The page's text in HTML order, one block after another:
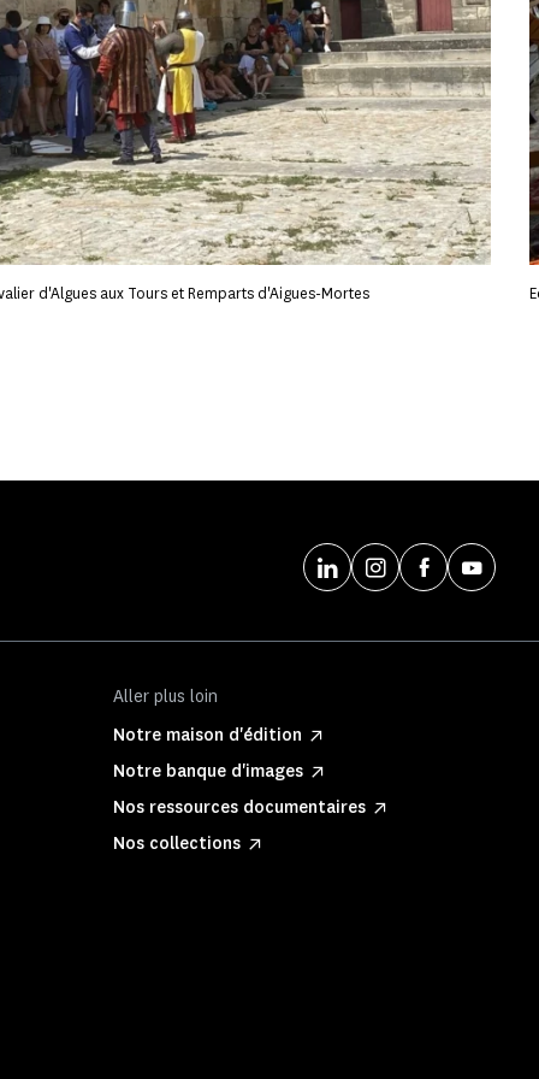
d'Algues aux Tours et Remparts d'Aigues-Mortes
Aller plus loin
Notre maison d'édition
Notre banque d'images
Nos ressources documentaires
Nos collections